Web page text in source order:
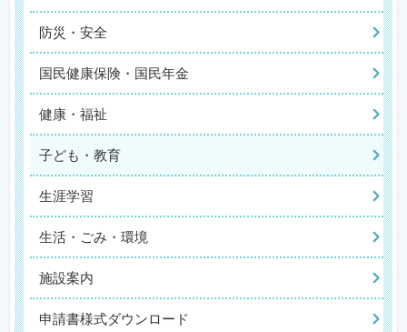
防災・安全
国民健康保険・国民年金
健康・福祉
子ども・教育
生涯学習
生活・ごみ・環境
施設案内
申請書様式ダウンロード